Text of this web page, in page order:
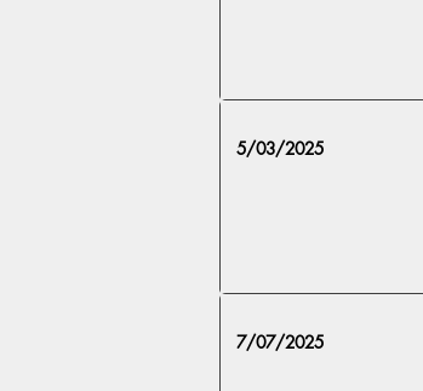
5/03/2025
7/07/2025